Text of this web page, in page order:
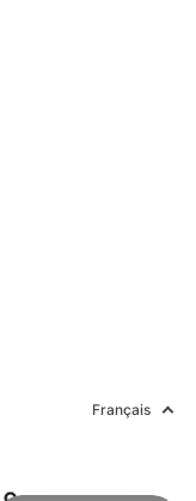
Français